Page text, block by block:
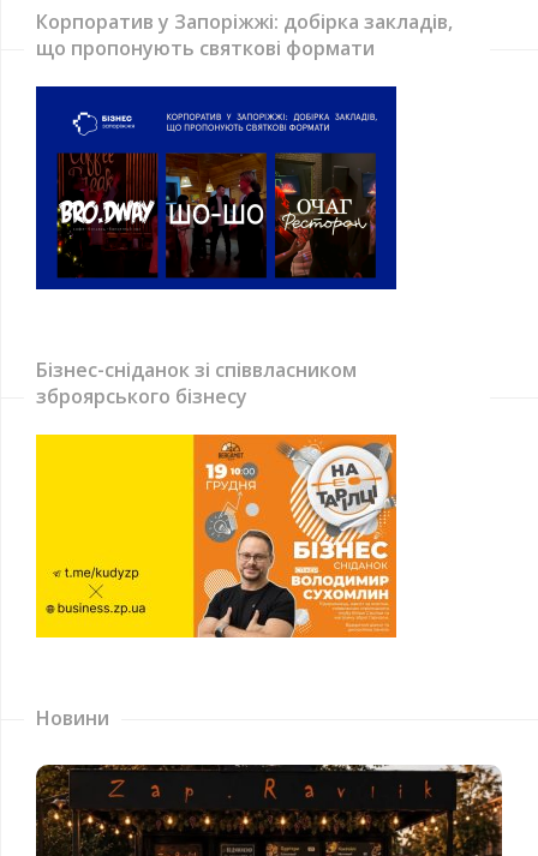
Корпоратив у Запоріжжі: добірка закладів,
що пропонують святкові формати
Бізнес-сніданок зі співвласником
зброярського бізнесу
Новини